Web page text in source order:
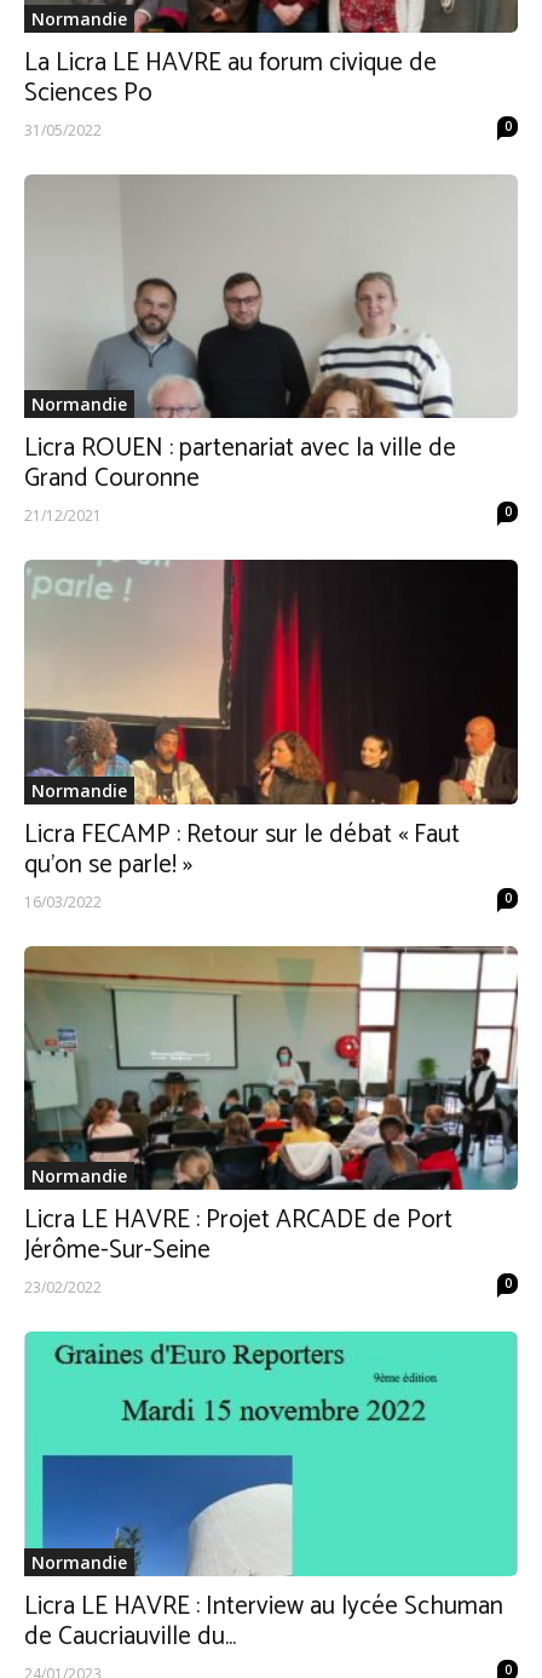
Normandie
La Licra LE HAVRE au forum civique de
Sciences Po
31/05/2022 0
Normandie
Licra ROUEN : partenariat avec la ville de
Grand Couronne
21/12/2021 0
Normandie
Licra FECAMP : Retour sur le débat « Faut
qu’on se parle! »
16/03/2022 0
Normandie
Licra LE HAVRE : Projet ARCADE de Port
Jérôme-Sur-Seine
23/02/2022 0
Normandie
Licra LE HAVRE : Interview au lycée Schuman
de Caucriauville du...
24/01/2023 0